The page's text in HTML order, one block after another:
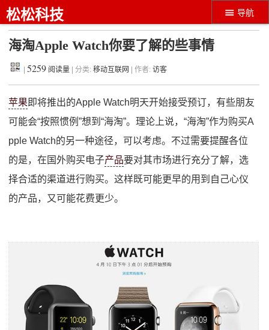
导航
松松科技
海淘Apple Watch你要了解的些事情
|5259 阅读量 | 分类:移动互联网 | 作者:访客
苹果 即将推出的Apple Watch明天开始接受预订，有些朋友
可能会“按照惯例”想到“海淘”。理论上说，“海淘”作为购买A
pple Watch的另一种途径，可以考虑。不过需要提醒各位
的是，在国外购买电子产品要对其市场进行充分了解，选
择合适的渠道进行购买。这样既可能更早的用到自己心仪
的产品，又可能花费更少。